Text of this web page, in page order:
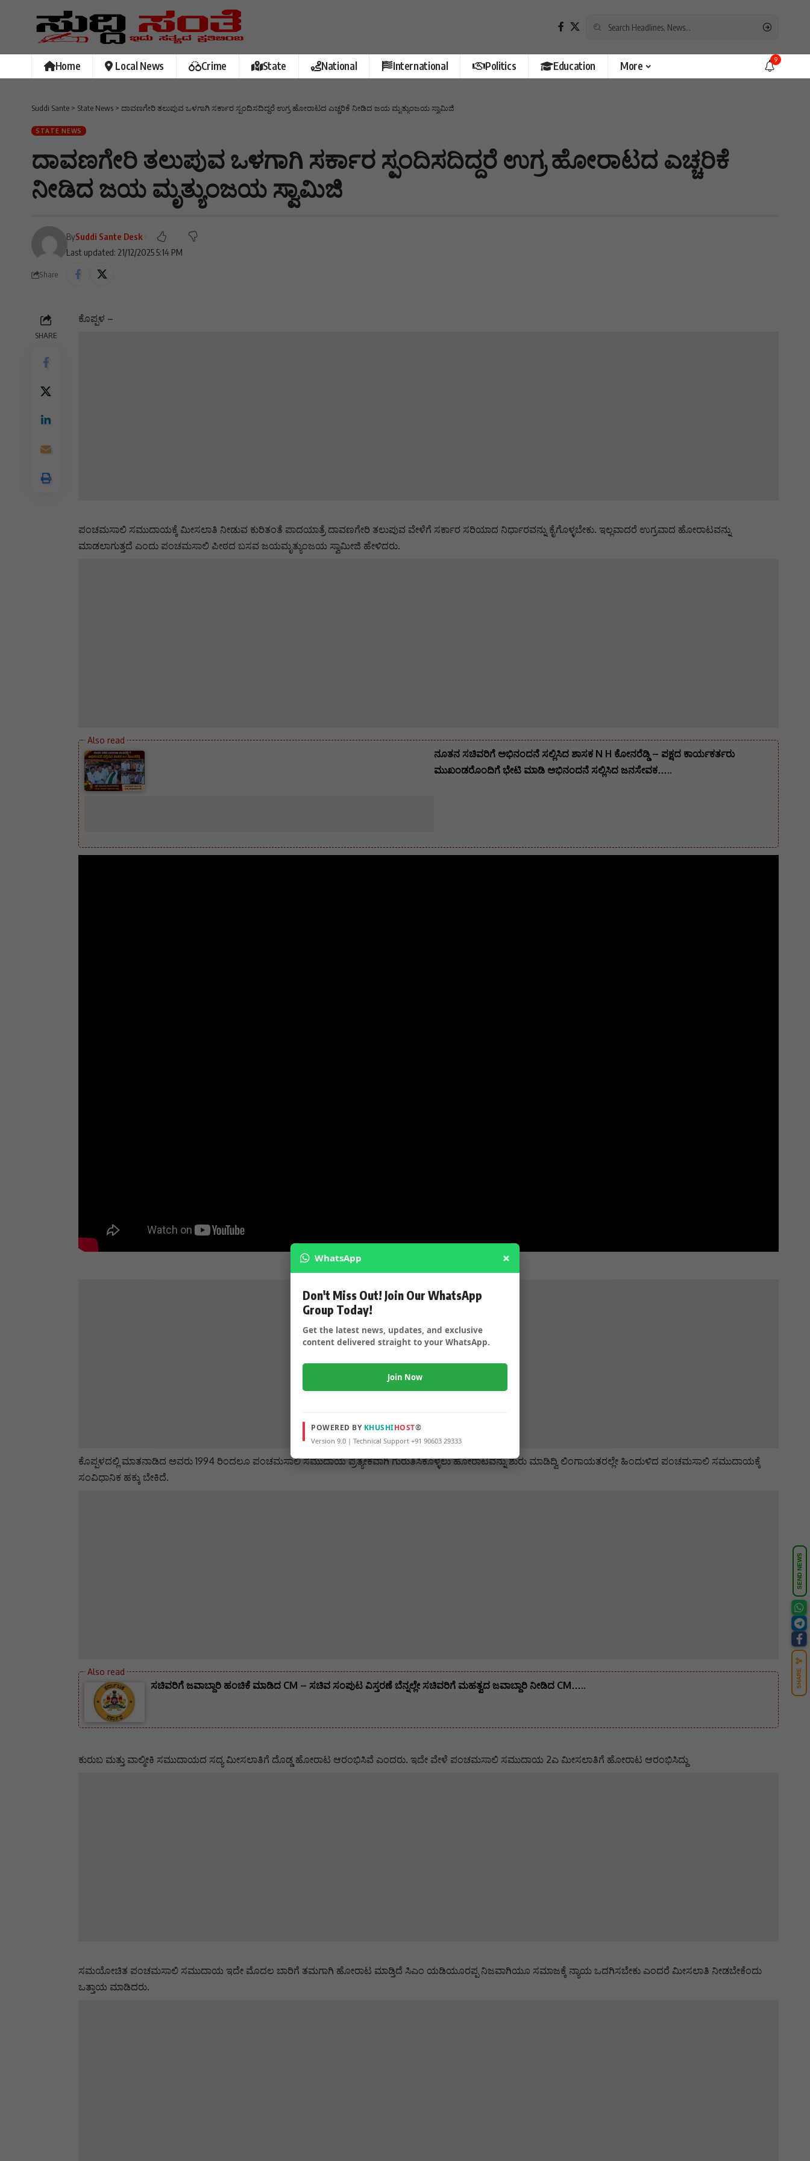
Home Local News Crime State National International Politics Education More 9
Suddi Sante > State News > ದಾವಣಗೇರಿ ತಲುಪುವ ಒಳಗಾಗಿ ಸರ್ಕಾರ ಸ್ಪಂದಿಸದಿದ್ದರೆ ಉಗ್ರ ಹೋರಾಟದ ಎಚ್ಚರಿಕೆ ನೀಡಿದ ಜಯ ಮೃತ್ಯುಂಜಯ ಸ್ವಾಮಿಜಿ
STATE NEWS
ದಾವಣಗೇರಿ ತಲುಪುವ ಒಳಗಾಗಿ ಸರ್ಕಾರ ಸ್ಪಂದಿಸದಿದ್ದರೆ ಉಗ್ರ ಹೋರಾಟದ ಎಚ್ಚರಿಕೆ
ನೀಡಿದ ಜಯ ಮೃತ್ಯುಂಜಯ ಸ್ವಾಮಿಜಿ
Last updated: 21/12/2025 5:14 PM
BySuddi Sante Desk
Share
SHARE
ಕೊಪ್ಪಳ –
ಪಂಚಮಸಾಲಿ ಸಮುದಾಯಕ್ಕೆ ಮೀಸಲಾತಿ ನೀಡುವ ಕುರಿತಂತೆ ಪಾದಯಾತ್ರೆ ದಾವಣಗೇರಿ ತಲುಪುವ ವೇಳೆಗೆ ಸರ್ಕಾರ ಸರಿಯಾದ ನಿರ್ಧಾರವನ್ನು ಕೈಗೊಳ್ಳಬೇಕು. ಇಲ್ಲವಾದರೆ ಉಗ್ರವಾದ ಹೋರಾಟವನ್ನು
ಮಾಡಲಾಗುತ್ತದೆ ಎಂದು ಪಂಚಮಸಾಲಿ ಪೀಠದ ಬಸವ ಜಯಮೃತ್ಯುಂಜಯ ಸ್ವಾಮೀಜಿ ಹೇಳಿದರು.
ನೂತನ ಸಚಿವರಿಗೆ ಅಭಿನಂದನೆ ಸಲ್ಲಿಸಿದ ಶಾಸಕ N H ಕೋನರೆಡ್ಡಿ – ಪಕ್ಷದ ಕಾರ್ಯಕರ್ತರು
ಮುಖಂಡರೊಂದಿಗೆ ಭೇಟಿ ಮಾಡಿ ಅಭಿನಂದನೆ ಸಲ್ಲಿಸಿದ ಜನಸೇವಕ…..
ಕೊಪ್ಪಳದಲ್ಲಿ ಮಾತನಾಡಿದ ಅವರು 1994 ರಿಂದಲೂ ಪಂಚಮಸಾಲಿ ಸಮುದಾಯ ಪ್ರತ್ಯೇಕವಾಗಿ ಗುರುತಿಸಿಕೊಳ್ಳಲು ಹೋರಾಟವನ್ನು ಶುರು ಮಾಡಿದ್ವಿ ಲಿಂಗಾಯತರಲ್ಲೇ ಹಿಂದುಳಿದ ಪಂಚಮಸಾಲಿ ಸಮುದಾಯಕ್ಕೆ
ಸಂವಿಧಾನಿಕ ಹಕ್ಕು ಬೇಕಿದೆ.
ಸಚಿವರಿಗೆ ಜವಾಬ್ದಾರಿ ಹಂಚಿಕೆ ಮಾಡಿದ CM – ಸಚಿವ ಸಂಪುಟ ವಿಸ್ತರಣೆ ಬೆನ್ನಲ್ಲೇ ಸಚಿವರಿಗೆ ಮಹತ್ವದ ಜವಾಬ್ದಾರಿ ನೀಡಿದ CM…..
ಕುರುಬ ಮತ್ತು ವಾಲ್ಮೀಕಿ ಸಮುದಾಯದ ಸದ್ಯ ಮೀಸಲಾತಿಗೆ ದೊಡ್ಡ ಹೋರಾಟ ಆರಂಭಿಸಿವೆ ಎಂದರು. ಇದೇ ವೇಳೆ ಪಂಚಮಸಾಲಿ ಸಮುದಾಯ 2ಎ ಮೀಸಲಾತಿಗೆ ಹೋರಾಟ ಆರಂಭಿಸಿದ್ದು
ಸಮಯೋಚಿತ ಪಂಚಮಸಾಲಿ ಸಮುದಾಯ ಇದೇ ಮೊದಲ ಬಾರಿಗೆ ತಮಗಾಗಿ ಹೋರಾಟ ಮಾಡ್ತಿದೆ ಸಿಎಂ ಯಡಿಯೂರಪ್ಪ ನಿಜವಾಗಿಯೂ ಸಮಾಜಕ್ಕೆ ನ್ಯಾಯ ಒದಗಿಸಬೇಕು ಎಂದರೆ ಮೀಸಲಾತಿ ನೀಡಬೇಕೆಂದು
ಒತ್ತಾಯ ಮಾಡಿದರು.
SEND NEWS
SHARE
WhatsApp ×
Don't Miss Out! Join Our WhatsApp
Group Today!
Get the latest news, updates, and exclusive
content delivered straight to your WhatsApp.
Join Now
POWERED BY KHUSHIHOST®
Version 9.0 | Technical Support +91 90603 29333